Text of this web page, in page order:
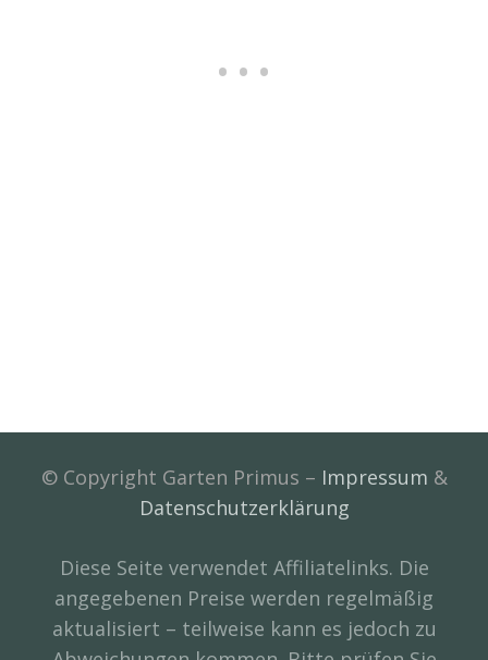
© Copyright Garten Primus – Impressum &
Datenschutzerklärung
Diese Seite verwendet Affiliatelinks. Die
angegebenen Preise werden regelmäßig
aktualisiert – teilweise kann es jedoch zu